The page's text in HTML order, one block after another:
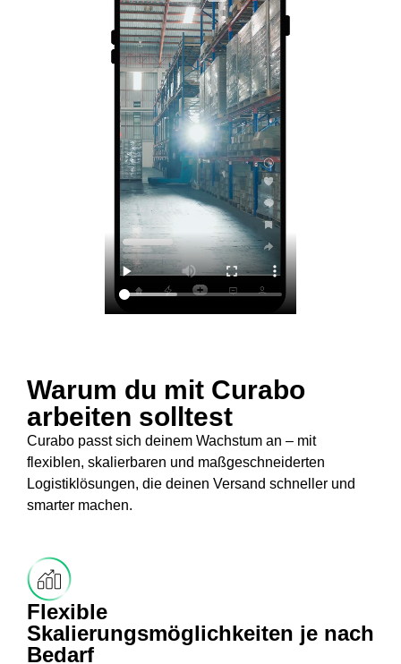
Warum du mit Curabo
arbeiten solltest
Curabo passt sich deinem Wachstum an – mit
flexiblen, skalierbaren und maßgeschneiderten
Logistiklösungen, die deinen Versand schneller und
smarter machen.
Flexible
Skalierungsmöglichkeiten je nach
Bedarf